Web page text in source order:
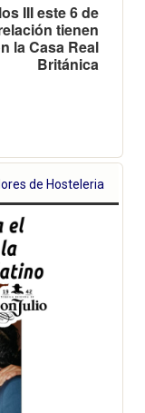
III este 6 de
tienen
la Casa Real
Británica
de Hosteleria